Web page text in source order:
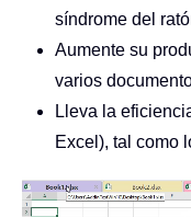
síndrome del
Aumente su
varios
Lleva la
Excel), tal como